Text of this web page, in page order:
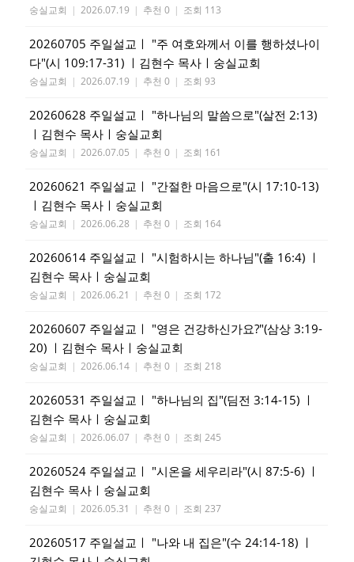
숭실교회 | 2026.07.19 | 추천 0 | 조회 113
20260705 주일설교ㅣ "주 여호와께서 이를 행하셨나이
다"(시 109:17-31) ㅣ김현수 목사ㅣ숭실교회
숭실교회 | 2026.07.19 | 추천 0 | 조회 93
20260628 주일설교ㅣ "하나님의 말씀으로"(살전 2:13)
ㅣ김현수 목사ㅣ숭실교회
숭실교회 | 2026.07.05 | 추천 0 | 조회 161
20260621 주일설교ㅣ "간절한 마음으로"(시 17:10-13)
ㅣ김현수 목사ㅣ숭실교회
숭실교회 | 2026.06.28 | 추천 0 | 조회 164
20260614 주일설교ㅣ "시험하시는 하나님"(출 16:4) ㅣ
김현수 목사ㅣ숭실교회
숭실교회 | 2026.06.21 | 추천 0 | 조회 172
20260607 주일설교ㅣ "영은 건강하신가요?"(삼상 3:19-
20) ㅣ김현수 목사ㅣ숭실교회
숭실교회 | 2026.06.14 | 추천 0 | 조회 218
20260531 주일설교ㅣ "하나님의 집"(딤전 3:14-15) ㅣ
김현수 목사ㅣ숭실교회
숭실교회 | 2026.06.07 | 추천 0 | 조회 245
20260524 주일설교ㅣ "시온을 세우리라"(시 87:5-6) ㅣ
김현수 목사ㅣ숭실교회
숭실교회 | 2026.05.31 | 추천 0 | 조회 237
20260517 주일설교ㅣ "나와 내 집은"(수 24:14-18) ㅣ